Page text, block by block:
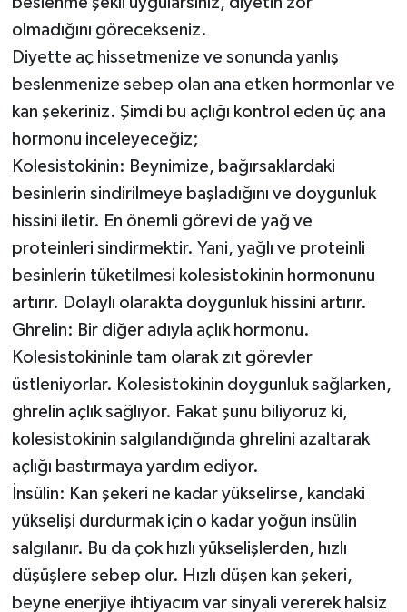
olmadığını görecekseniz.
Diyette aç hissetmenize ve sonunda yanlış
beslenmenize sebep olan ana etken hormonlar ve
kan şekeriniz. Şimdi bu açlığı kontrol eden üç ana
hormonu inceleyeceğiz;
Kolesistokinin: Beynimize, bağırsaklardaki
besinlerin sindirilmeye başladığını ve doygunluk
hissini iletir. En önemli görevi de yağ ve
proteinleri sindirmektir. Yani, yağlı ve proteinli
besinlerin tüketilmesi kolesistokinin hormonunu
artırır. Dolaylı olarakta doygunluk hissini artırır.
Ghrelin: Bir diğer adıyla açlık hormonu.
Kolesistokininle tam olarak zıt görevler
üstleniyorlar. Kolesistokinin doygunluk sağlarken,
ghrelin açlık sağlıyor. Fakat şunu biliyoruz ki,
kolesistokinin salgılandığında ghrelini azaltarak
açlığı bastırmaya yardım ediyor.
İnsülin: Kan şekeri ne kadar yükselirse, kandaki
yükselişi durdurmak için o kadar yoğun insülin
salgılanır. Bu da çok hızlı yükselişlerden, hızlı
düşüşlere sebep olur. Hızlı düşen kan şekeri,
beyne enerjiye ihtiyacım var sinyali vererek halsiz